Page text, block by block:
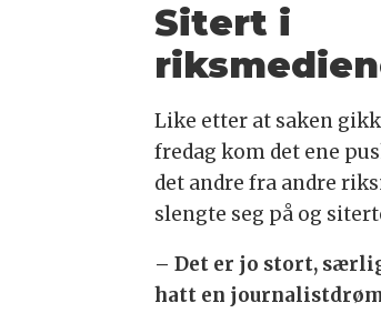
Sitert i
Like etter at saken
fredag kom det ene
det andre fra andre
slengte seg på og
– Det er jo stort,
hatt en